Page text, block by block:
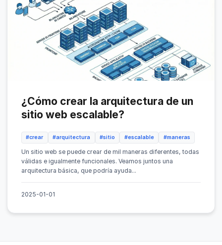
¿Cómo crear la arquitectura de un
sitio web escalable?
#crear #arquitectura #sitio #escalable #maneras
Un sitio web se puede crear de mil maneras diferentes, todas
válidas e igualmente funcionales. Veamos juntos una
arquitectura básica, que podría ayuda...
2025-01-01